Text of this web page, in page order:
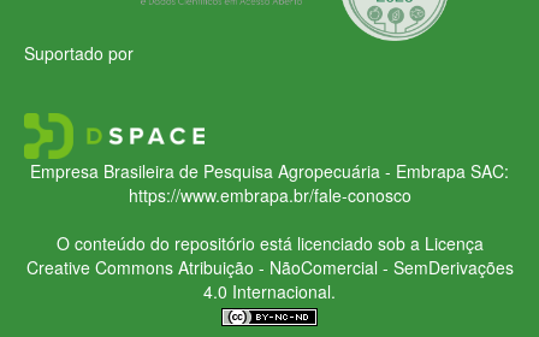
Suportado por
Empresa Brasileira de Pesquisa Agropecuária - Embrapa SAC:
https://www.embrapa.br/fale-conosco
O conteúdo do repositório está licenciado sob a Licença
Creative CommonsAtribuição - NãoComercial - SemDerivações
4.0 Internacional.